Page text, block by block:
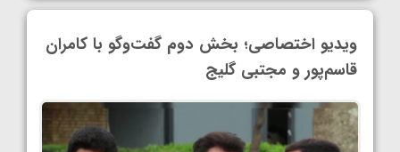
ویدیو اختصاصی؛ بخش دوم گفت‌وگو با کامران
قاسم‌پور و مجتبی گلیج